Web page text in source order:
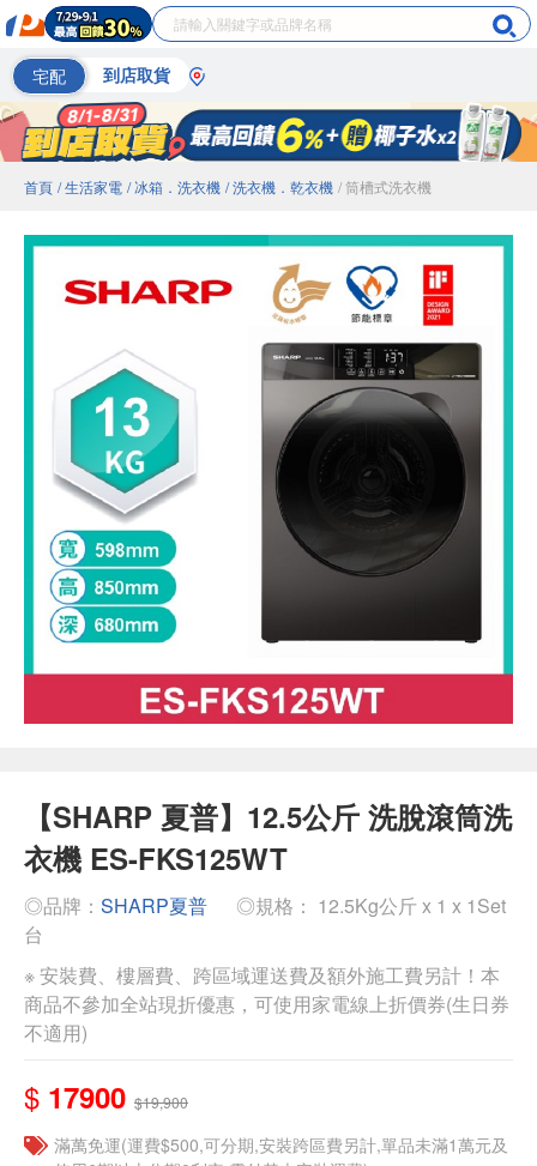
宅配 到店取貨
首頁 / 生活家電 / 冰箱．洗衣機 / 洗衣機．乾衣機 / 筒槽式洗衣機
【SHARP 夏普】12.5公斤 洗脫滾筒洗
衣機 ES-FKS125WT
◎品牌： SHARP夏普
◎規格： 12.5Kg公斤 x 1 x 1Set
台
※ 安裝費、樓層費、跨區域運送費及額外施工費另計！本
商品不參加全站現折優惠，可使用家電線上折價券(生日券
不適用)
$ 17900 $19,900
滿萬免運(運費$500,可分期,安裝跨區費另計,單品未滿1萬元及